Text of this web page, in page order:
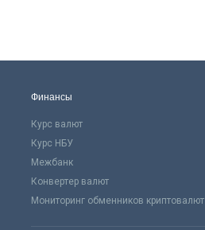
Финансы
Курс валют
Курс НБУ
Межбанк
Конвертер валют
Мониторинг обменников криптовалют